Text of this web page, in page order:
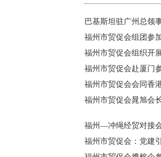
巴基斯坦驻广州总领
福州市贸促会组团参
福州市贸促会组织开
福州市贸促会赴厦门
福州市贸促会会同香
福州市贸促会晁旭会
福州—冲绳经贸对接
福州市贸促会：党建